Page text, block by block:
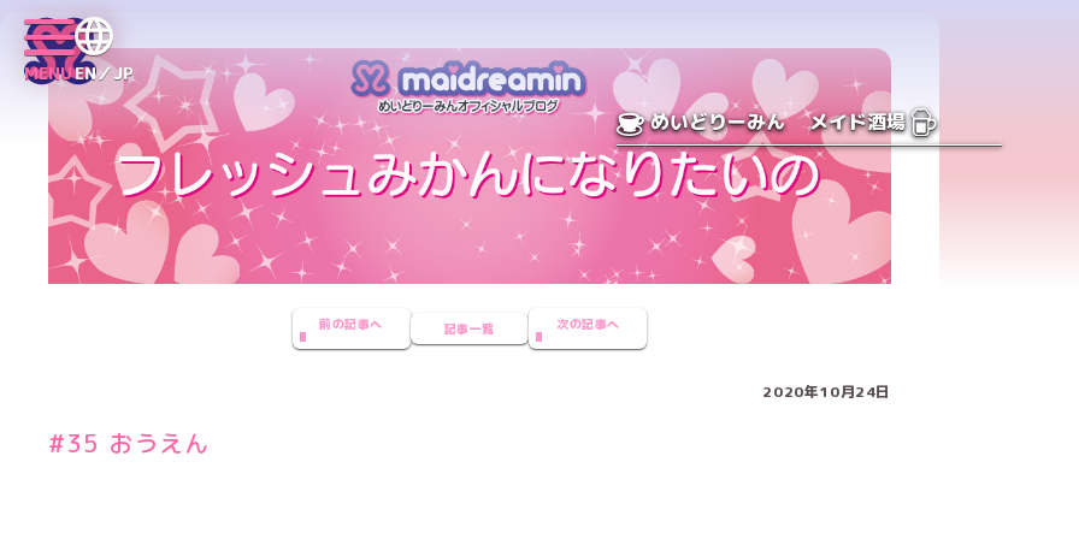
MENUEN／JP
めいどりーみん メイド酒場
前の記事へ 記事一覧 次の記事へ
2020年10月24日
#35 おうえん